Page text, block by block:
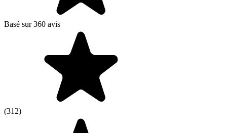
Basé sur 360 avis
(312)